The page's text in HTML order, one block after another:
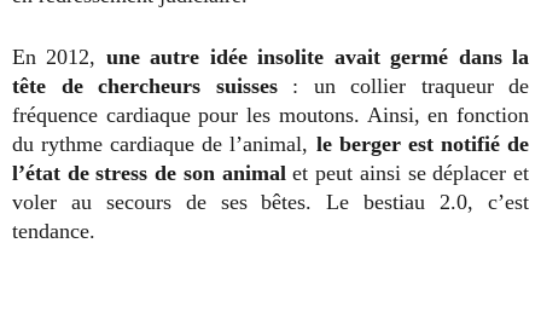
En 2012, une autre idée insolite avait germé dans la
tête de chercheurs suisses: un collier traqueur de
fréquence cardiaque pour les moutons. Ainsi, en fonction
du rythme cardiaque de l’animal, le berger est notifié de
l’état de stress de son animal et peut ainsi se déplacer et
voler au secours de ses bêtes. Le bestiau 2.0, c’est
tendance.